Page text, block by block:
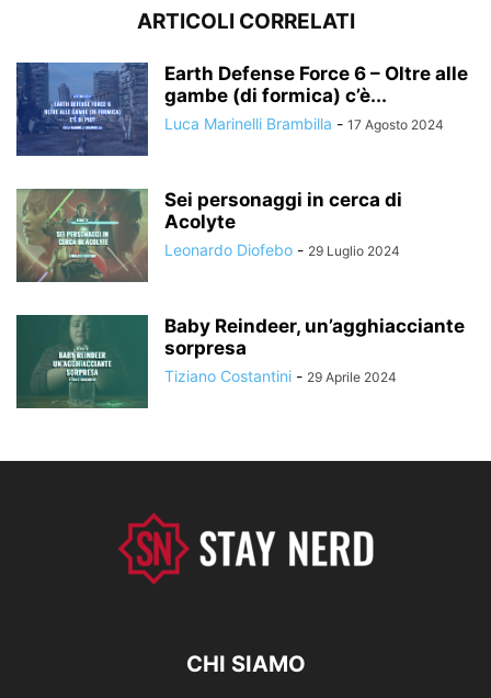
ARTICOLI CORRELATI
Earth Defense Force 6 – Oltre alle
gambe (di formica) c’è...
Luca Marinelli Brambilla - 17 Agosto 2024
Sei personaggi in cerca di
Acolyte
Leonardo Diofebo - 29 Luglio 2024
Baby Reindeer, un’agghiacciante
sorpresa
Tiziano Costantini - 29 Aprile 2024
CHI SIAMO